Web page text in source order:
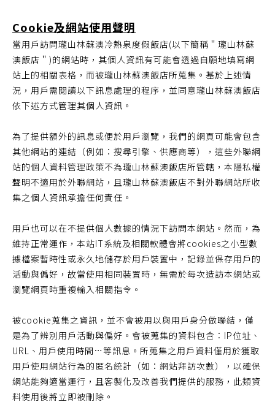
Cookie及網站使用聲明
當用戶訪問瓏山林蘇澳冷熱泉度假飯店(以下簡稱＂瓏山林蘇
澳飯店＂)的網站時，其個人資訊有可能會透過自願地填寫網
站上的相關表格，而被瓏山林蘇澳飯店所蒐集。基於上述情
況，用戶需閱讀以下訊息處理的程序，並同意瓏山林蘇澳飯店
依下述方式管理其個人資訊。
為了提供額外的訊息或便於用戶瀏覽，我們的網頁可能會包含
其他網站的連結（例如：搜尋引擎、供應商等），這些外聯網
站的個人資料管理政策不為瓏山林蘇澳飯店所管轄，本隱私權
聲明不適用於外聯網站，且瓏山林蘇澳飯店不對外聯網站所收
集之個人資訊承擔任何責任。
用戶也可以在不提供個人數據的情況下訪問本網站。然而，為
維持正常運作，本站IT系統及相關軟體會將cookies之小型數
據檔案暫時性或永久地儲存於用戶裝置中，記錄並保存用戶的
活動與偏好，故當使用相同裝置時，無需於每次造訪本網站或
瀏覽網頁時重複輸入相關指令。
被cookie蒐集之資訊，並不會被用以與用戶身分做聯結，僅
是為了辨別用戶活動與偏好。會被蒐集的資料包含：IP位址、
URL、用戶使用時間…等訊息。所蒐集之用戶資料僅用於獲取
用戶使用網站行為的匿名統計（如：網站拜訪次數），以確保
網站能夠適當運行，且客製化及改善我們提供的服務，此類資
料使用後將立即被刪除。